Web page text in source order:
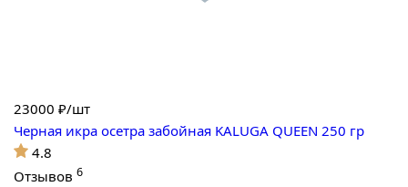
23000 ₽/шт
Черная икра осетра забойная KALUGA QUEEN 250 гр
4.8
Отзывов 6